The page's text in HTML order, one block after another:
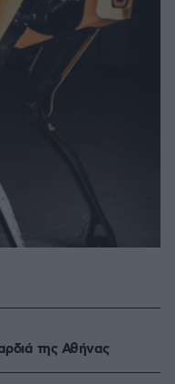
της Αθήνας